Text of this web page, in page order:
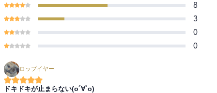
8
3
0
0
ロップイヤー
ドキドキが止まらない(о´∀`о)